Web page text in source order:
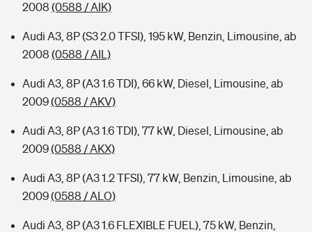
2008 (0588 / AIK)
Audi A3, 8P (S3 2.0 TFSI), 195 kW, Benzin, Limousine, ab
2008 (0588 / AIL)
Audi A3, 8P (A3 1.6 TDI), 66 kW, Diesel, Limousine, ab
2009(0588 / AKV)
Audi A3, 8P (A3 1.6 TDI), 77 kW, Diesel, Limousine, ab
2009(0588 / AKX)
Audi A3, 8P (A3 1.2 TFSI), 77 kW, Benzin, Limousine, ab
2009(0588 / ALO)
Audi A3, 8P (A3 1.6 FLEXIBLE FUEL), 75 kW, Benzin,